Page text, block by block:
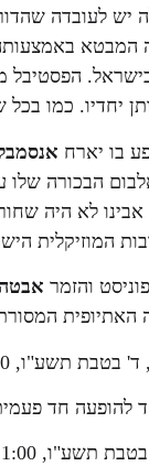
יש לעובדה
המבטא
הפסטיבל
יחדיו. כמו בכל
בו יארח
לא היה
המוזיקלית
והזמר אבטה
האתיופית
להופעה חד